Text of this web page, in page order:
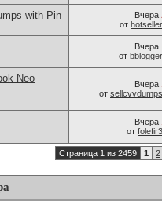
with Pin Вчера
от
Вчера
от
Neo
Вчера
от
Вчера
от
Страница 1 из 2459 1 2